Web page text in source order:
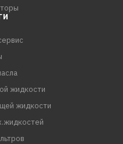
жидкости
жидкости